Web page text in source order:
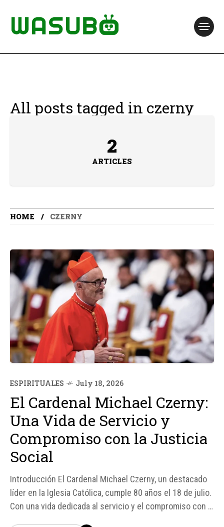
All posts tagged in czerny
2
ARTICLES
HOME CZERNY
ESPIRITUALES July 18, 2026
El Cardenal Michael Czerny:
Una Vida de Servicio y
Compromiso con la Justicia
Social
Introducción El Cardenal Michael Czerny, un destacado
líder en la Iglesia Católica, cumple 80 años el 18 de julio.
Con una vida dedicada al servicio y el compromiso con la